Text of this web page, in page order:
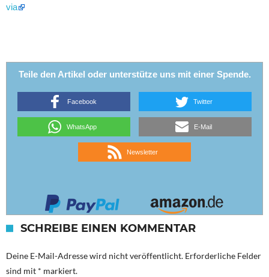
via
Teile den Artikel oder unterstütze uns mit einer Spende.
Facebook Twitter
WhatsApp E-Mail
Newsletter
SCHREIBE EINEN KOMMENTAR
Deine E-Mail-Adresse wird nicht veröffentlicht. Erforderliche Felder
sind mit * markiert.